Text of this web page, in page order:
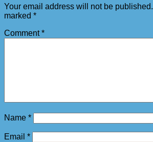
Your email address will not be published.
marked *
Comment*
Name *
Email *